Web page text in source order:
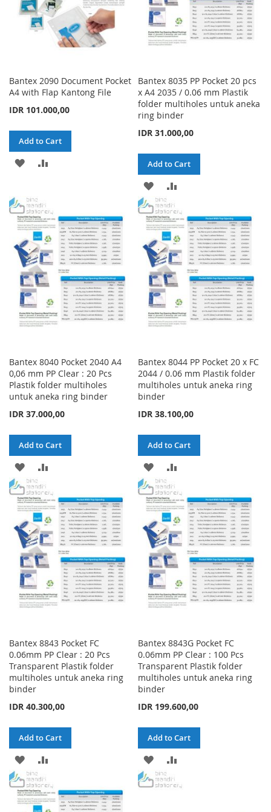
Bantex 2090 Document Pocket
A4 with Flap Kantong File
IDR 101.000,00
Add to Cart
ADD
WISH
LIST
Bantex 8035 PP Pocket 20 pcs
x A4 2035 / 0.06 mm Plastik
folder multiholes untuk aneka
ring binder
IDR 31.000,00
Add to Cart
ADD
TO
WISH
LIST
COMPARE
Bantex 8040 Pocket 2040 A4
0,06 mm PP Clear : 20 Pcs
Plastik folder multiholes
untuk aneka ring binder
IDR 37.000,00
Add to Cart
ADD
TO
WISH
LIST
COMPARE
Bantex 8044 PP Pocket 20 x FC
2044 / 0.06 mm Plastik folder
multiholes untuk aneka ring
binder
IDR 38.100,00
Add to Cart
ADD
TO
WISH
LIST
COMPARE
Bantex 8843 Pocket FC
0.06mm PP Clear : 20 Pcs
Transparent Plastik folder
multiholes untuk aneka ring
binder
IDR 40.300,00
Add to Cart
ADD
TO
WISHCOMPARE
Bantex 8843G Pocket FC
0.06mm PP Clear : 100 Pcs
Transparent Plastik folder
multiholes untuk aneka ring
binder
IDR 199.600,00
Add to Cart
ADD
TO